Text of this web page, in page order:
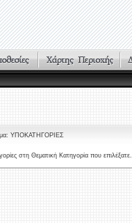
ΥΠΟΚΑΤΗΓΟΡΙΕΣ
στη Θεματική Κατηγορία που επιλέξατε.